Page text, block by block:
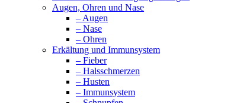
Augen, Ohren und Nase
– Augen
– Nase
– Ohren
Erkältung und Immunsystem
– Fieber
– Halsschmerzen
– Husten
– Immunsystem